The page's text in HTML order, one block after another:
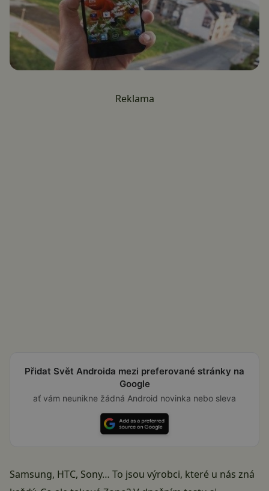
Reklama
Přidat Svět Androida mezi preferované stránky na
Google
ať vám neunikne žádná Android novinka nebo sleva
Samsung, HTC, Sony… To jsou výrobci, které u nás zná